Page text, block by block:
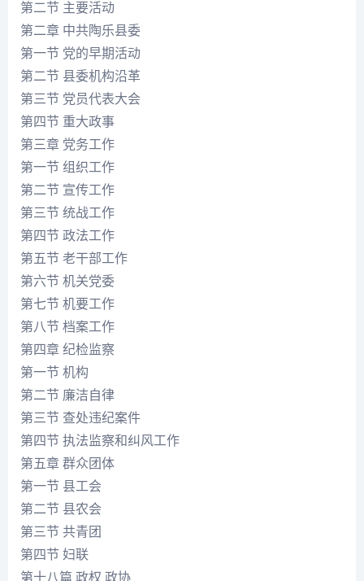
第二节 主要活动
第二章 中共陶乐县委
第一节 党的早期活动
第二节 县委机构沿革
第三节 党员代表大会
第四节 重大政事
第三章 党务工作
第一节 组织工作
第二节 宣传工作
第三节 统战工作
第四节 政法工作
第五节 老干部工作
第六节 机关党委
第七节 机要工作
第八节 档案工作
第四章 纪检监察
第一节 机构
第二节 廉洁自律
第三节 查处违纪案件
第四节 执法监察和纠风工作
第五章 群众团体
第一节 县工会
第二节 县农会
第三节 共青团
第四节 妇联
第十八篇 政权 政协